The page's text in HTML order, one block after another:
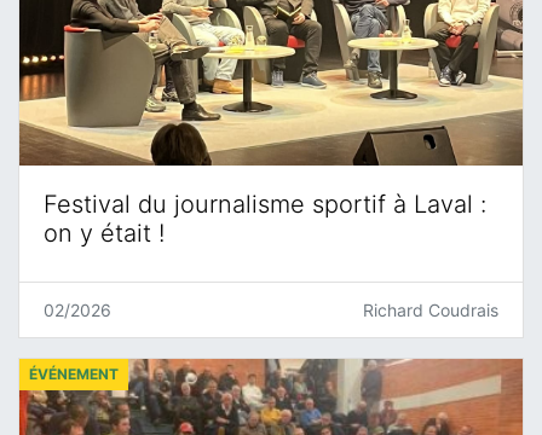
Festival du journalisme sportif à Laval :
on y était !
02/2026 Richard Coudrais
ÉVÉNEMENT